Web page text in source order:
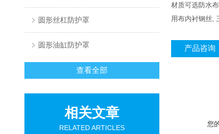
圆形丝杠防护罩
圆形油缸防护罩
查看全部
相关文章
RELATED ARTICLES
材质可选防水
用布内衬钢丝,
产品咨询
您